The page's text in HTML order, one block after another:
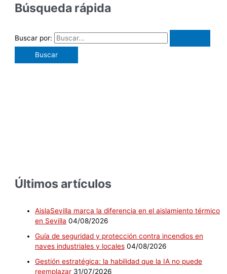
Búsqueda rápida
Buscar por:
Últimos artículos
AislaSevilla marca la diferencia en el aislamiento térmico
en Sevilla 04/08/2026
Guía de seguridad y protección contra incendios en
naves industriales y locales 04/08/2026
Gestión estratégica: la habilidad que la IA no puede
reemplazar 31/07/2026